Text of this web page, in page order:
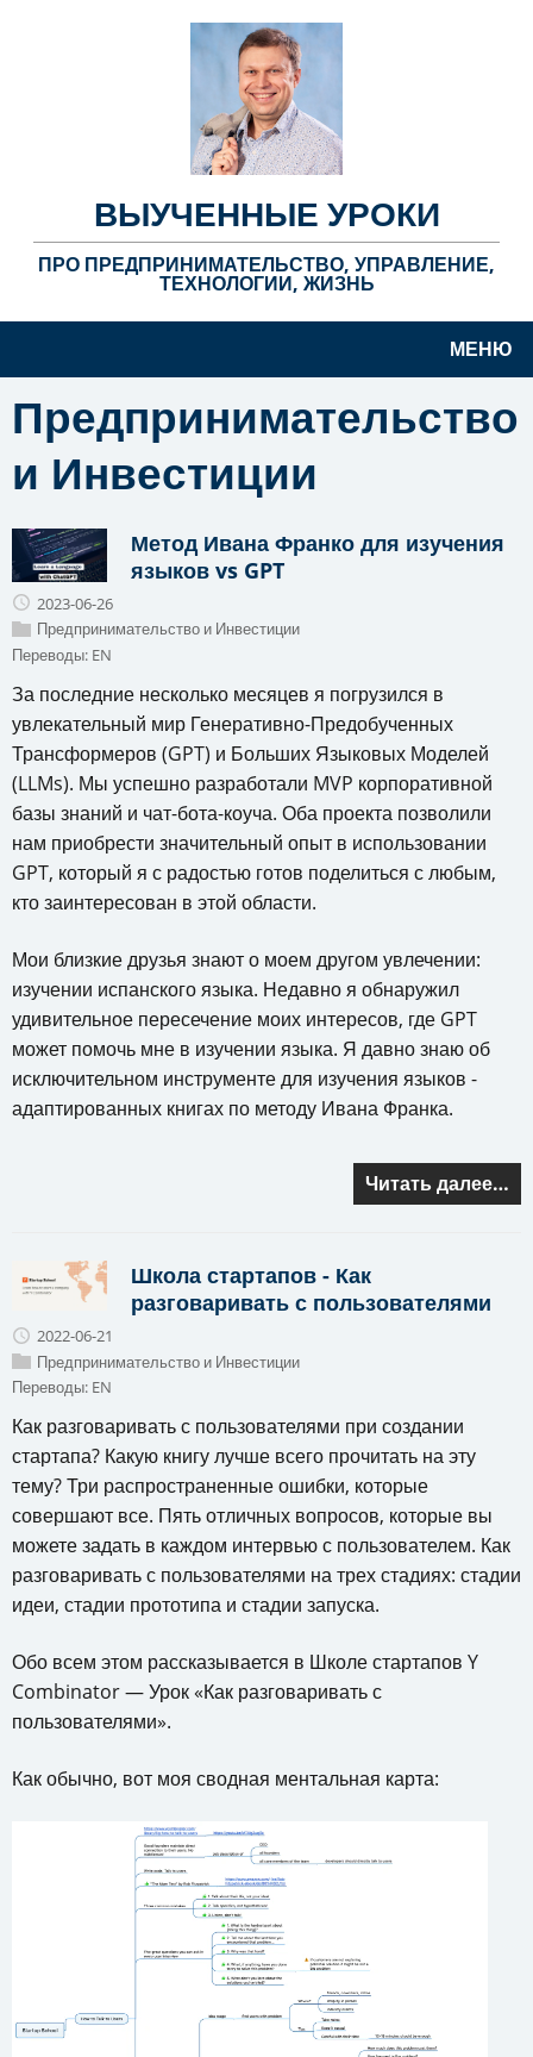
ВЫУЧЕННЫЕ УРОКИ
ПРО ПРЕДПРИНИМАТЕЛЬСТВО, УПРАВЛЕНИЕ,
ТЕХНОЛОГИИ, ЖИЗНЬ
МЕНЮ
Предпринимательство
и Инвестиции
Метод Ивана Франко для изучения
языков vs GPT
2023-06-26
Предпринимательство и Инвестиции
Переводы: EN
За последние несколько месяцев я погрузился в
увлекательный мир Генеративно-Предобученных
Трансформеров (GPT) и Больших Языковых Моделей
(LLMs). Мы успешно разработали MVP корпоративной
базы знаний и чат-бота-коуча. Оба проекта позволили
нам приобрести значительный опыт в использовании
GPT, который я с радостью готов поделиться с любым,
кто заинтересован в этой области.
Мои близкие друзья знают о моем другом увлечении:
изучении испанского языка. Недавно я обнаружил
удивительное пересечение моих интересов, где GPT
может помочь мне в изучении языка. Я давно знаю об
исключительном инструменте для изучения языков -
адаптированных книгах по методу Ивана Франка.
Читать далее…
Школа стартапов - Как
разговаривать с пользователями
2022-06-21
Предпринимательство и Инвестиции
Переводы: EN
Как разговаривать с пользователями при создании
стартапа? Какую книгу лучше всего прочитать на эту
тему? Три распространенные ошибки, которые
совершают все. Пять отличных вопросов, которые вы
можете задать в каждом интервью с пользователем. Как
разговаривать с пользователями на трех стадиях: стадии
идеи, стадии прототипа и стадии запуска.
Обо всем этом рассказывается в Школе стартапов Y
Combinator — Урок «Как разговаривать с
пользователями».
Как обычно, вот моя сводная ментальная карта: